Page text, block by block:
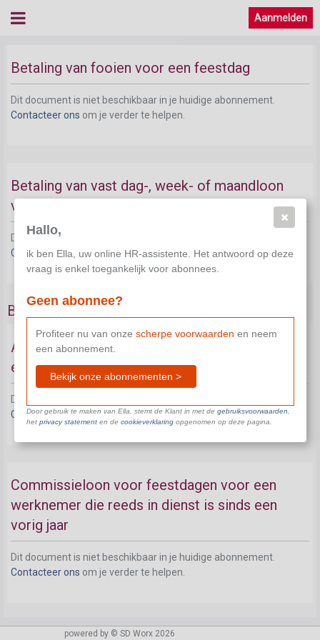
Aanmelden
Betaling van fooien voor een feestdag
Dit document is niet beschikbaar in je huidige abonnement.
Contacteer ons om je verder te helpen.
Betaling van vast dag-, week- of maandloon
voor een feestdag
Dit document is niet beschikbaar in je huidige abonnement.
Contacteer onsom je verder te helpen.
Betaling van commissieloon voor een feestdag
Algemeen - betaling van commissieloon voor
een feestdag
Dit document is niet beschikbaar in je huidige abonnement.
Contacteer onsom je verder te helpen.
Commissieloon voor feestdagen voor een
werknemer die reeds in dienst is sinds een
vorig jaar
Dit document is niet beschikbaar in je huidige abonnement.
Contacteer ons om je verder te helpen.
powered by © SD Worx 2026
Hallo,
ik ben Ella, uw online HR-assistente. Het antwoord op deze
vraag is enkel toegankelijk voor abonnees.
Geen abonnee?
Profiteer nu van onze scherpe voorwaarden en neem
een abonnement.
Bekijk onze abonnementen >
Door gebruik te maken van Ella, stemt de Klant in met de gebruiksvoorwaarden
het privacy statementen de cookieverklaringopgenomen op deze pagina.